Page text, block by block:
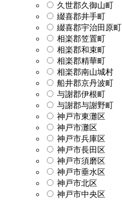
久世郡久御山町
綴喜郡井手町
綴喜郡宇治田原町
相楽郡笠置町
相楽郡和束町
相楽郡精華町
相楽郡南山城村
船井郡京丹波町
与謝郡伊根町
与謝郡与謝野町
神戸市東灘区
神戸市灘区
神戸市兵庫区
神戸市長田区
神戸市須磨区
神戸市垂水区
神戸市北区
神戸市中央区